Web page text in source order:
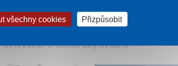
u těchto ubytovatelů
všechny cookies Přizpůsobit